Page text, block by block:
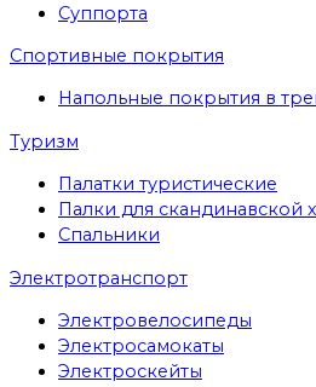
Суппорта
Спортивные покрытия
Напольные покрытия в
Туризм
Палатки туристические
Палки для скандинавской
Спальники
Электротранспорт
Электровелосипеды
Электросамокаты
Электроскейты